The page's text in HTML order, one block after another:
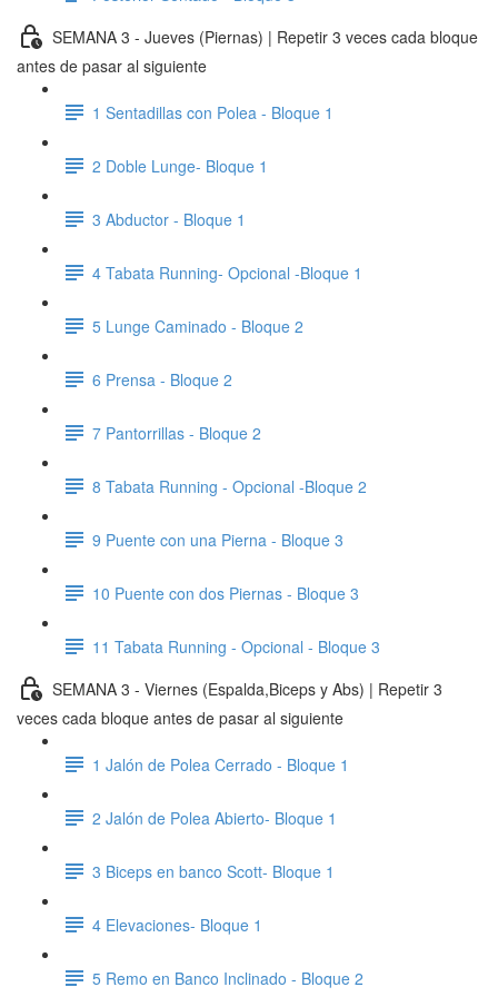
SEMANA 3 - Jueves (Piernas) | Repetir 3 veces cada bloque
antes de pasar al siguiente
1 Sentadillas con Polea - Bloque 1
2 Doble Lunge- Bloque 1
3 Abductor - Bloque 1
4 Tabata Running- Opcional -Bloque 1
5 Lunge Caminado - Bloque 2
6 Prensa - Bloque 2
7 Pantorrillas - Bloque 2
8 Tabata Running - Opcional -Bloque 2
9 Puente con una Pierna - Bloque 3
10 Puente con dos Piernas - Bloque 3
11 Tabata Running - Opcional - Bloque 3
SEMANA 3 - Viernes (Espalda,Biceps y Abs) | Repetir 3
veces cada bloque antes de pasar al siguiente
1 Jalón de Polea Cerrado - Bloque 1
2 Jalón de Polea Abierto- Bloque 1
3 Biceps en banco Scott- Bloque 1
4 Elevaciones- Bloque 1
5 Remo en Banco Inclinado - Bloque 2